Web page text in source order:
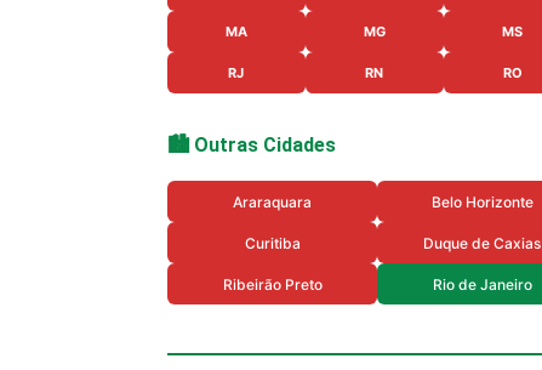
MA MG MS
RJ RN RO
🏙️ Outras Cidades
Araraquara Belo Horizonte
Curitiba Duque de Caxias
Ribeirão Preto Rio de Janeiro